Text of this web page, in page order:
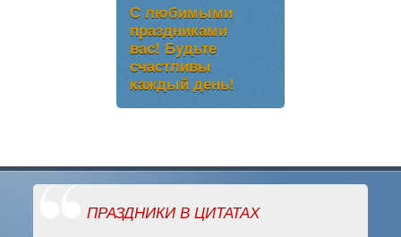
С любимыми
праздниками
вас! Будьте
счастливы
каждый день!
ПРАЗДНИКИ В ЦИТАТАХ